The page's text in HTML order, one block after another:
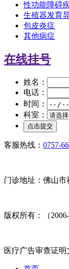
性功能障碍
生殖器发育
包皮炎症
其他病症
在线挂号
姓名：
电话：
时间：
科室：
客服热线： 0757-
门诊地址：佛山
版权所有：（
医疗广告审查证明